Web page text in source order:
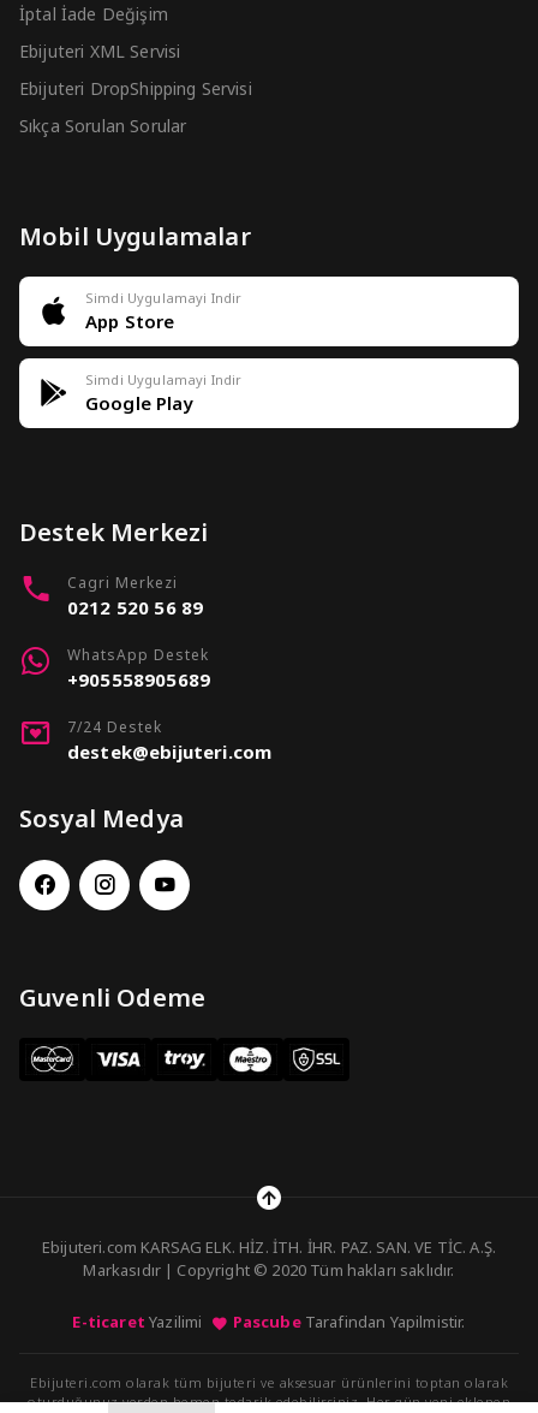
İptal İade Değişim
Ebijuteri XML Servisi
Ebijuteri DropShipping Servisi
Sıkça Sorulan Sorular
Mobil Uygulamalar
Simdi Uygulamayi Indir
App Store
Simdi Uygulamayi Indir
Google Play
Destek Merkezi
Cagri Merkezi
0212 520 56 89
WhatsApp Destek
+905558905689
7/24 Destek
destek@ebijuteri.com
Sosyal Medya
Guvenli Odeme
Ebijuteri.com KARSAG ELK. HİZ. İTH. İHR. PAZ. SAN. VE TİC. A.Ş.
Markasıdır | Copyright © 2020 Tüm hakları saklıdır.
E-ticaret Yazilimi PascubeTarafindan Yapilmistir.
Ebijuteri.com olarak tüm bijuteri ve aksesuar ürünlerini toptan olarak
oturduğunuz yerden hemen tedarik edebilirsiniz. Her gün yeni eklenen